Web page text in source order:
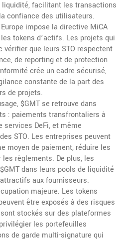
facilitant les transactions
confiance des utilisateurs.
impose la directive MiCA
tokens d’actifs. Les projets qui
vérifier que leurs STO respectent
de reporting et de protection
crée un cadre sécurisé,
constante de la part des
de projets.
$GMT se retrouve dans
: paiements transfrontaliers à
services DeFi, et même
STO. Les entreprises peuvent
moyen de paiement, réduire les
règlements. De plus, les
dans leurs pools de liquidité
aux fournisseurs.
majeure. Les tokens
être exposés à des risques
stockés sur des plateformes
les portefeuilles
de garde multi-signature qui